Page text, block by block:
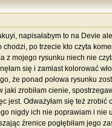
napisałabym to na Devie
po trzecie kto czyta
z mojego rysunku niech nie
się i zamiast kolorować
że ponad połowa rysunku
zrobiłam cienie,
jest. Odważyłam się też
nigdy ich nie poprawiam i nie
źrenice pogłębiłam jego